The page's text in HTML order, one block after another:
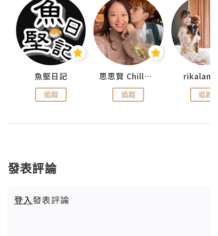
魚堅日記
追蹤
思思賢 ChillMyBabe
追蹤 追蹤
發表評論
登入發表評論